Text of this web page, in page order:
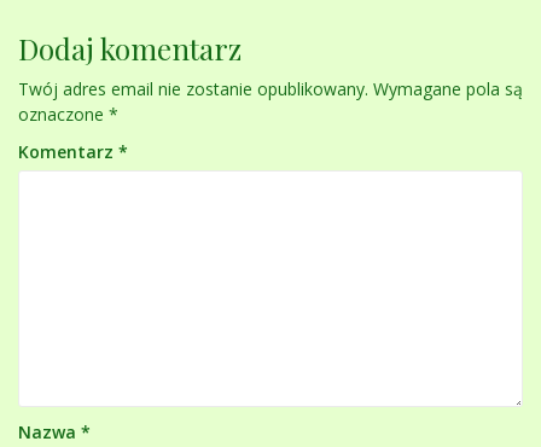
Dodaj komentarz
Twój adres email nie zostanie opublikowany. Wymagane pola są
oznaczone *
Komentarz *
Nazwa *